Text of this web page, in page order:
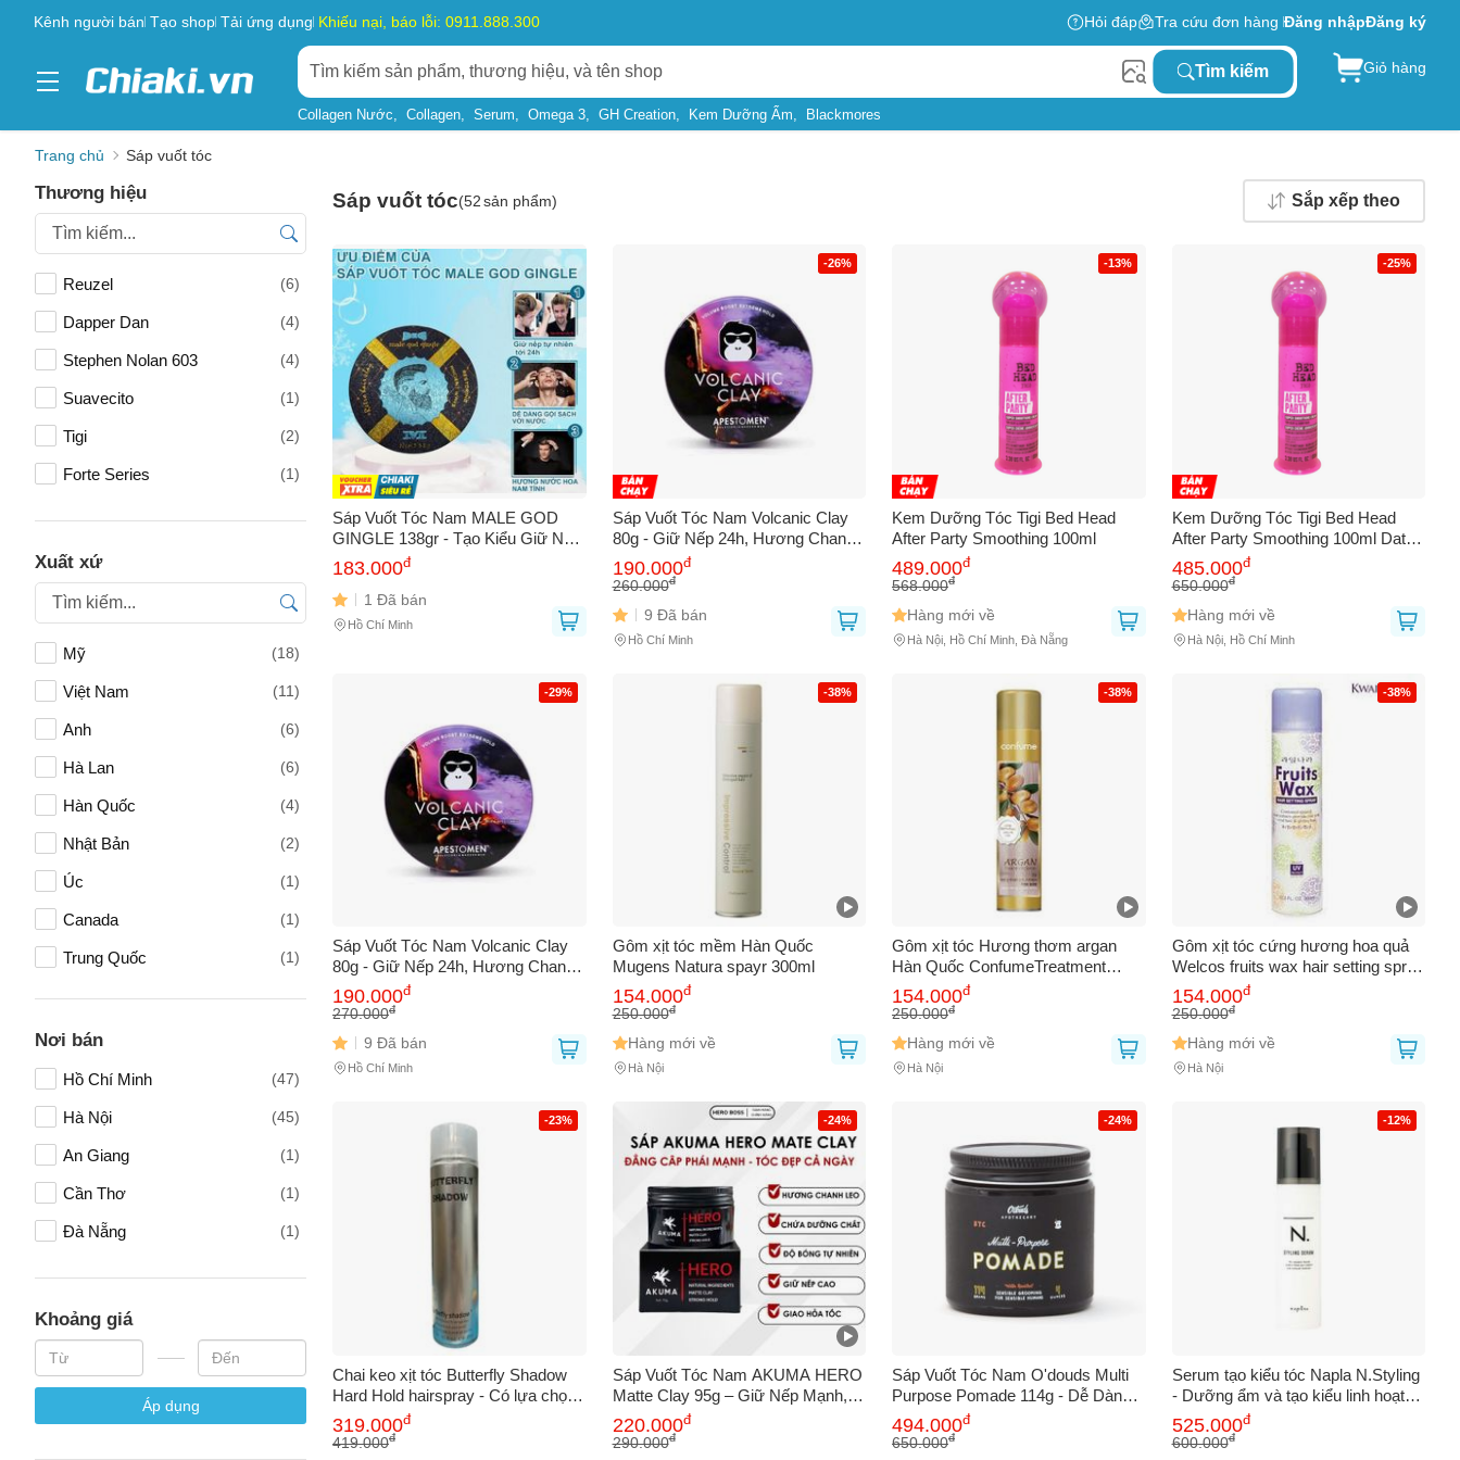
Kênh người bán Tạo shop Tải ứng dụng Khiếu nại, báo lỗi: 0911.888.300 Hỏi đáp Tra cứu đơn hàng Đăng nhậpĐăng ký
Tìm kiếm
Collagen Nước Collagen Serum Omega 3 GH Creation Kem Dưỡng Ẩm Blackmores
Giỏ hàng
Trang chủ Sáp vuốt tóc
Thương hiệu
Reuzel (6)
Dapper Dan (4)
Stephen Nolan 603 (4)
Suavecito (1)
Tigi (2)
Forte Series (1)
Xuất xứ
Mỹ (18)
Việt Nam (11)
Anh (6)
Hà Lan (6)
Hàn Quốc (4)
Nhật Bản (2)
Úc (1)
Canada (1)
Trung Quốc (1)
usa (1)
Việt Nam
Nơi bán
Hồ Chí Minh (47)
Hà Nội (45)
An Giang (1)
Cần Thơ (1)
Đà Nẵng (1)
Khoảng giá
Áp dụng
Sáp vuốt tóc(52 sản phẩm) Sắp xếp theo
Sáp Vuốt Tóc Nam MALE GOD
GINGLE 138gr - Tạo Kiểu Giữ Nếp
Siêu Bền, Không Dính, Mùi Thơm
Dễ Chịu, Phù Hợp Tóc Ngắn
183.000đ
1 Đã bán
Hồ Chí Minh
-26%
Sáp Vuốt Tóc Nam Volcanic Clay
80g - Giữ Nếp 24h, Hương Chanh
Tươi Mát, Phù Hợp Mọi Kiểu Tóc,
Dễ Dàng Gội Sạch
190.000đ
260.000đ
9 Đã bán
Hồ Chí Minh
-13%
Kem Dưỡng Tóc Tigi Bed Head
After Party Smoothing 100ml
489.000đ
568.000đ
Hàng mới về
Hà Nội, Hồ Chí Minh, Đà Nẵng
-25%
Kem Dưỡng Tóc Tigi Bed Head
After Party Smoothing 100ml Date
Xa NK
485.000đ
650.000đ
Hàng mới về
Hà Nội, Hồ Chí Minh
-29%
Sáp Vuốt Tóc Nam Volcanic Clay
80g - Giữ Nếp 24h, Hương Chanh
Tươi Mát, Phù Hợp Mọi Kiểu Tóc,
Dễ Dàng Gội Sạch 608812
190.000đ
270.000đ
9 Đã bán
Hồ Chí Minh
-38%
Gôm xịt tóc mềm Hàn Quốc
Mugens Natura spayr 300ml
154.000đ
250.000đ
Hàng mới về
Hà Nội
-38%
Gôm xịt tóc Hương thơm argan
Hàn Quốc ConfumeTreatment
Spray 300ml
154.000đ
250.000đ
Hàng mới về
Hà Nội
-38%
Gôm xịt tóc cứng hương hoa quả
Welcos fruits wax hair setting spray
300ml
154.000đ
250.000đ
Hàng mới về
Hà Nội
-23%
Chai keo xịt tóc Butterfly Shadow
Hard Hold hairspray - Có lựa chọn
(Sản phẩm dành cho nam)
319.000đ
419.000đ
-24%
Sáp Vuốt Tóc Nam AKUMA HERO
Matte Clay 95g – Giữ Nếp Mạnh,
Không Bết Dính, Tạo Kiểu Tự
Nhiên
220.000đ
290.000đ
-24%
Sáp Vuốt Tóc Nam O'douds Multi
Purpose Pomade 114g - Dễ Dàng
Tạo Kiểu, Độ Bóng Cao và Hương
Thơm Tươi Mát Cedar Citrus
494.000đ
650.000đ
-12%
Serum tạo kiểu tóc Napla N.Styling
- Dưỡng ẩm và tạo kiểu linh hoạt
cho mọi loại tóc, dễ sử dụng, giúp
tóc luôn quyến rũ.
525.000đ
600.000đ
Hãy báo lỗi cho chúng tôi. Hoặc gọi cho chúng tôi qua số
Tên của bạn
Số điện thoại(*)
GỬI BÁO LỖI